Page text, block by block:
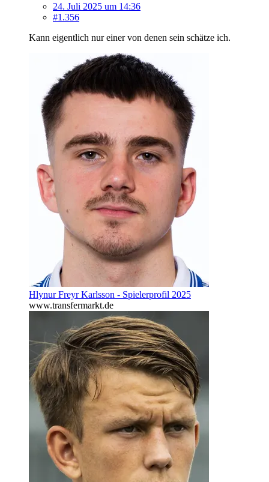
24. Juli 2025 um 14:36
#1.356
Kann eigentlich nur einer von denen sein schätze ich.
Hlynur Freyr Karlsson - Spielerprofil 2025
www.transfermarkt.de